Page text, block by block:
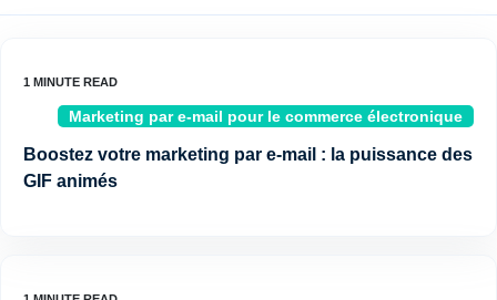
Marketing par e-mail pour le commerce électronique
Boostez votre marketing par e-mail : la puissance des
GIF animés